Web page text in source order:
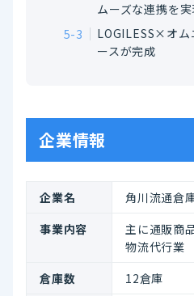
ムーズな連携を実
LOGILESS×オム
ースが完成
企業情報
企業名
角川流通倉
事業内容
主に通販商
物流代行業
倉庫数
12倉庫